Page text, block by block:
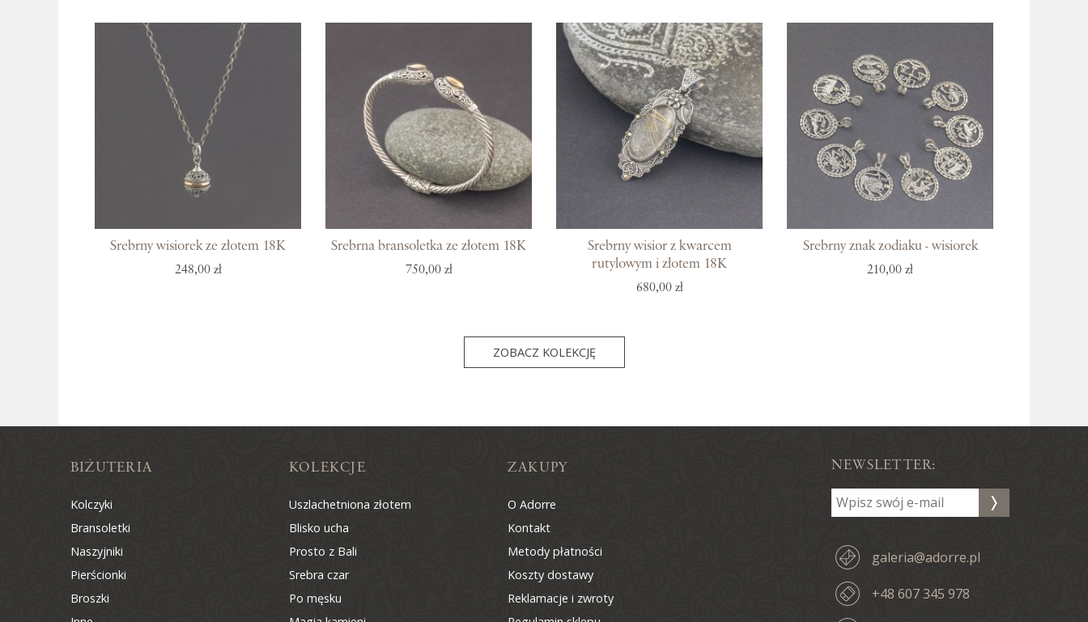
Srebra czar
Magia kamieni
Po męsku
Woreczki na biżuterię
Bony podarunkowe
Srebrny wisiorek ze złotem 18K
248,00 zł
Srebrna bransoletka ze złotem 18K
750,00 zł
Srebrny wisior z kwarcem
rutylowym i złotem 18K
680,00 zł
Srebrny znak zodiaku - wisiorek
210,00 zł
ZOBACZ KOLEKCJĘ
NEWSLETTER:
galeria@adorre.pl
+48 607 345 978
BIŻUTERIA
Kolczyki
Bransoletki
Naszyjniki
Pierścionki
Broszki
KOLEKCJE
Uszlachetniona złotem
Blisko ucha
Prosto z Bali
Srebra czar
Po męsku
ZAKUPY
O Adorre
Kontakt
Metody płatności
Koszty dostawy
Reklamacje i zwroty